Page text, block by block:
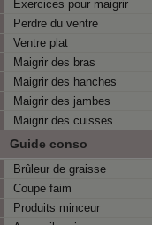
Exercices pour maigrir
Perdre du ventre
Ventre plat
Maigrir des bras
Maigrir des hanches
Maigrir des jambes
Maigrir des cuisses
Guide conso
Brûleur de graisse
Coupe faim
Produits minceur